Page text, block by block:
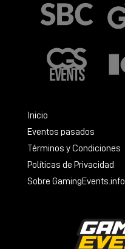
Inicio
Eventos pasados
Términos y Condiciones
Políticas de Privacidad
Sobre GamingEvents.info